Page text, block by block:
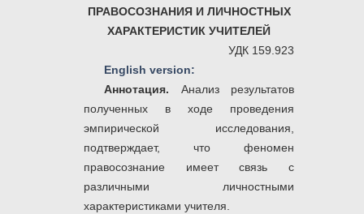
ПРАВОСОЗНАНИЯ И ЛИЧНОСТНЫХ
ХАРАКТЕРИСТИК УЧИТЕЛЕЙ
УДК 159.923
English version:
Аннотация. Анализ результатов
полученных в ходе проведения
эмпирической исследования,
подтверждает, что феномен
правосознание имеет связь с
различными личностными
характеристиками учителя.